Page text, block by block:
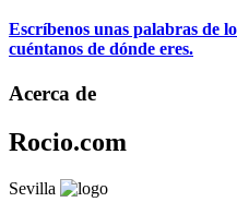
Escríbenos unas palabras de
cuéntanos de dónde eres.
Acerca de
Rocio.com
Sevilla